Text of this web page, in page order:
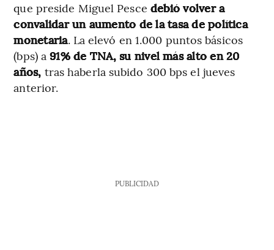
que preside Miguel Pesce debió volver a
convalidar un aumento de la tasa de política
monetaria. La elevó en 1.000 puntos básicos
(bps) a91% de TNA, su nivel más alto en 20
años, tras haberla subido 300 bps el jueves
anterior.
PUBLICIDAD